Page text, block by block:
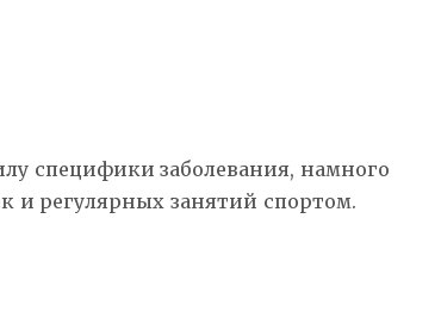
специфики заболевания, намного
и регулярных занятий спортом.